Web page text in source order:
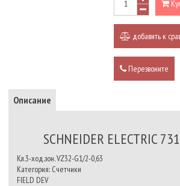
добавить к
Перезвоните
Описание
SCHNEIDER ELECTRIC
Кл.3-ход.зон. VZ32-G1/2-0,63
Категория: Счетчики
FIELD DEV